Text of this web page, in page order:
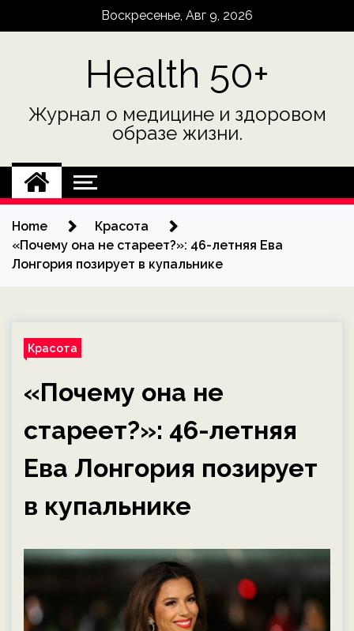
Воскресенье, Авг 9, 2026
Health 50+
Журнал о медицине и здоровом
образе жизни.
Home
Красота
«Почему она не стареет?»: 46-летняя Ева
Лонгория позирует в купальнике
Красота
«Почему она не
стареет?»: 46-летняя
Ева Лонгория позирует
в купальнике